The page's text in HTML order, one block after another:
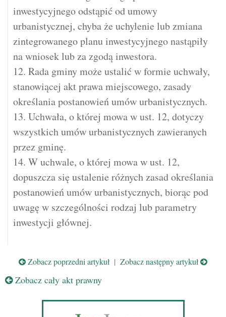
inwestycyjnego odstąpić od umowy
urbanistycznej, chyba że uchylenie lub zmiana
zintegrowanego planu inwestycyjnego nastąpiły
na wniosek lub za zgodą inwestora.
12. Rada gminy może ustalić w formie uchwały,
stanowiącej akt prawa miejscowego, zasady
określania postanowień umów urbanistycznych.
13. Uchwała, o której mowa w ust. 12, dotyczy
wszystkich umów urbanistycznych zawieranych
przez gminę.
14. W uchwale, o której mowa w ust. 12,
dopuszcza się ustalenie różnych zasad określania
postanowień umów urbanistycznych, biorąc pod
uwagę w szczególności rodzaj lub parametry
inwestycji głównej.
Zobacz poprzedni artykuł | Zobacz następny artykuł
Zobacz cały akt prawny